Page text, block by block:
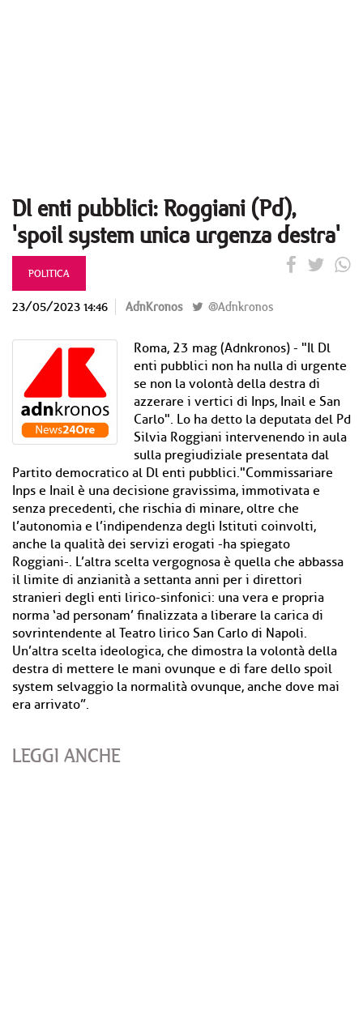
Dl enti pubblici: Roggiani (Pd),
'spoil system unica urgenza destra'
POLITICA
23/05/2023 14:46 AdnKronos @Adnkronos
Roma, 23 mag (Adnkronos) - "Il Dl
enti pubblici non ha nulla di urgente
se non la volontà della destra di
azzerare i vertici di Inps, Inail e San
Carlo". Lo ha detto la deputata del Pd
Silvia Roggiani intervenendo in aula
sulla pregiudiziale presentata dal
Partito democratico al Dl enti pubblici."Commissariare
Inps e Inail è una decisione gravissima, immotivata e
senza precedenti, che rischia di minare, oltre che
l’autonomia e l’indipendenza degli Istituti coinvolti,
anche la qualità dei servizi erogati -ha spiegato
Roggiani-. L’altra scelta vergognosa è quella che abbassa
il limite di anzianità a settanta anni per i direttori
stranieri degli enti lirico-sinfonici: una vera e propria
norma ‘ad personam’ finalizzata a liberare la carica di
sovrintendente al Teatro lirico San Carlo di Napoli.
Un’altra scelta ideologica, che dimostra la volontà della
destra di mettere le mani ovunque e di fare dello spoil
system selvaggio la normalità ovunque, anche dove mai
era arrivato”.
LEGGI ANCHE